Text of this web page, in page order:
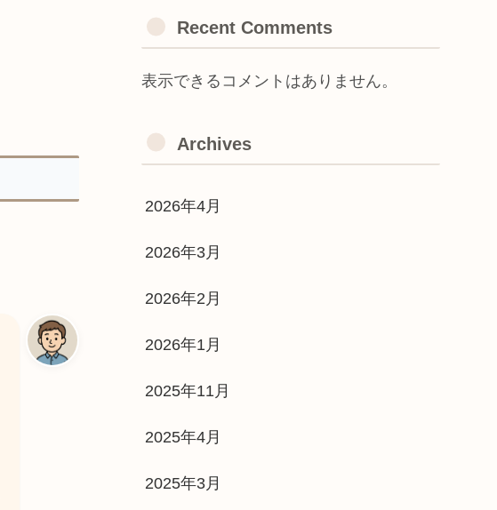
Recent Comments
表示できるコメントはありません。
Archives
2026年4月
2026年3月
2026年2月
2026年1月
2025年11月
2025年4月
2025年3月